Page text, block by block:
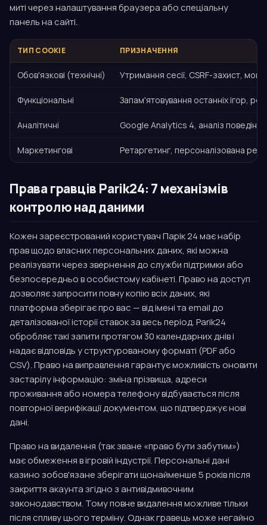
миті через налаштування браузера або спеціальну
панель на сайті.
ТИП COOKIE ПРИЗНАЧЕННЯ
Обов'язкові (технічні) Утримання сесії, CSRF-захист,
Функціональні Запам'ятовування останніх ігор,
Аналітичні Google Analytics 4, аналіз
Маркетингові Ретаргетинг, персоналізована
Права гравців Parik24: 7 механізмів
контролю над даними
Кожен зареєстрований користувач Парік 24 має набір
прав щодо власних персональних даних, які можна
реалізувати через звернення до служби підтримки або
безпосередньо в особистому кабінеті. Право на доступ
дозволяє запросити повну копію всіх даних, які
платформа зберігає про вас — від імені та email до
деталізованої історії ставок за весь період. Parik24
обробляє такі запити протягом 30 календарних днів і
надає відповідь у структурованому форматі (PDF або
CSV). Право на виправлення гарантує можливість оновити
застарілу інформацію: зміна прізвища, адреси
проживання або номера телефону відбувається після
повторної верифікації документом, що підтверджує нові
дані.
Право на видалення (так зване «право бути забутим»)
має обмеження в ігровій індустрії. Персональні дані
казино зобов'язане зберігати щонайменше 5 років після
закриття акаунта згідно з антивідмивочним
законодавством. Тому повне видалення можливе тільки
після спливу цього терміну. Однак гравець може негайно